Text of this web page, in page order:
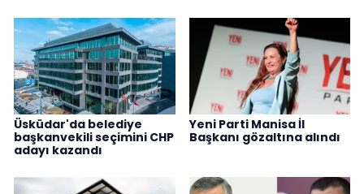
Üsküdar'da belediye
başkanvekili seçimini CHP
adayı kazandı
Yeni Parti Manisa İl
Başkanı gözaltına alındı